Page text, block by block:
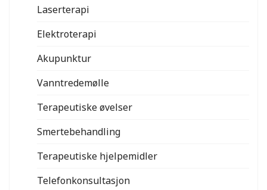
Laserterapi
Elektroterapi
Akupunktur
Vanntredemølle
Terapeutiske øvelser
Smertebehandling
Terapeutiske hjelpemidler
Telefonkonsultasjon